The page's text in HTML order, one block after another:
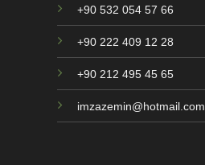
+90 532 054 57 66
+90 222 409 12 28
+90 212 495 45 65
imzazemin@hotmail.com